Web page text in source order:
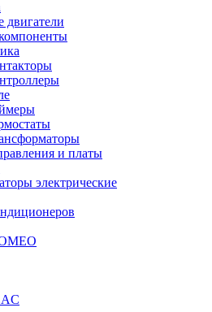
и платы
электрические